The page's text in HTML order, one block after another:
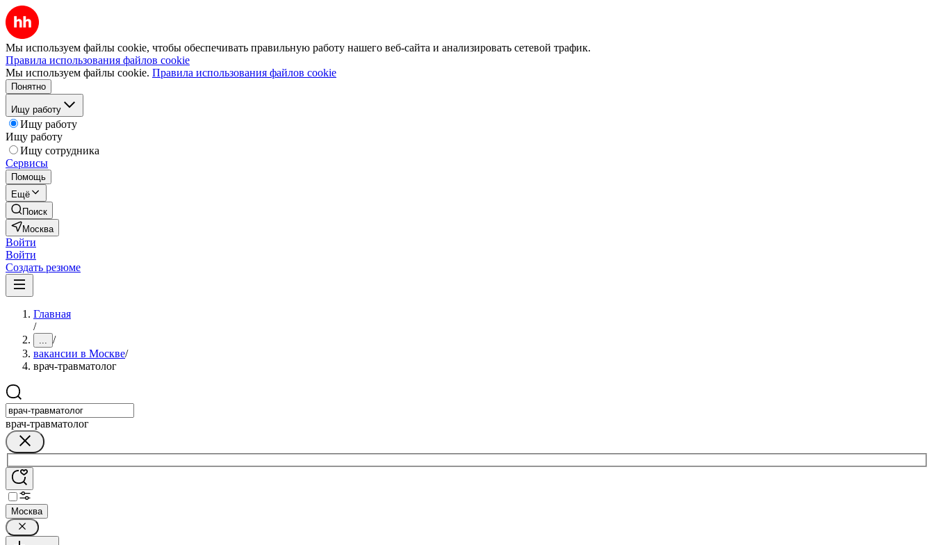
Мы используем файлы cookie, чтобы обеспечивать правильную работу нашего веб-сайта и анализировать сетевой трафик.
Правила использования файлов cookie
Мы используем файлы cookie. Правила использования файлов cookie
Понятно
Ищу работу
Ищу работу
Ищу работу
Ищу сотрудника
Сервисы
Помощь
Ещё
Поиск
Москва
Войти
Войти
Создать резюме
Главная
/
... /
вакансии в Москве/
врач-травматолог
врач-травматолог
Москва